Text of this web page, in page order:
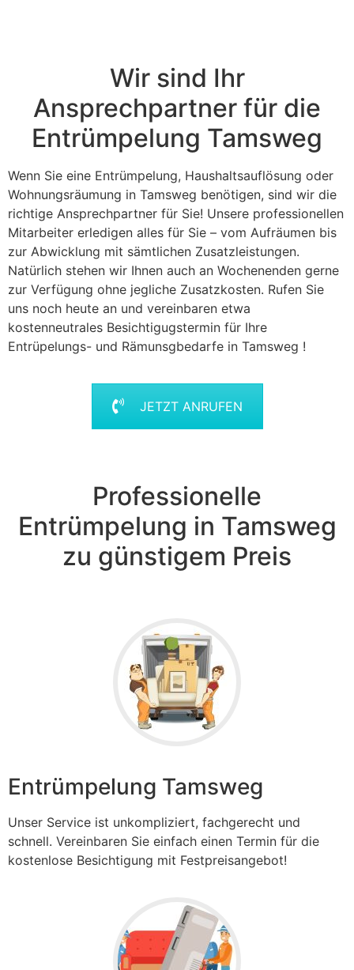
Wir sind Ihr
Ansprechpartner für die
Entrümpelung Tamsweg
Wenn Sie eine Entrümpelung, Haushaltsauflösung oder
Wohnungsräumung in Tamsweg benötigen, sind wir die
richtige Ansprechpartner für Sie! Unsere professionellen
Mitarbeiter erledigen alles für Sie – vom Aufräumen bis
zur Abwicklung mit sämtlichen Zusatzleistungen.
Natürlich stehen wir Ihnen auch an Wochenenden gerne
zur Verfügung ohne jegliche Zusatzkosten. Rufen Sie
uns noch heute an und vereinbaren etwa
kostenneutrales Besichtigugstermin für Ihre
Entrüpelungs- und Rämunsgbedarfe in Tamsweg !
JETZT ANRUFEN
Professionelle
Entrümpelung in Tamsweg
zu günstigem Preis
Entrümpelung Tamsweg
Unser Service ist unkompliziert, fachgerecht und
schnell. Vereinbaren Sie einfach einen Termin für die
kostenlose Besichtigung mit Festpreisangebot!